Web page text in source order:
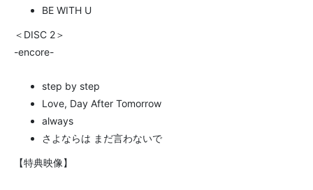
BE WITH U
＜DISC 2＞
-encore-
step by step
Love, Day After Tomorrow
always
さよならは まだ言わないで
【特典映像】